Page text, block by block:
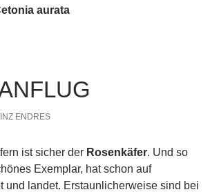
aurata
ENDRES
ist sicher der Rosenkäfer. Und so
Exemplar, hat schon auf
und landet. Erstaunlicherweise sind bei